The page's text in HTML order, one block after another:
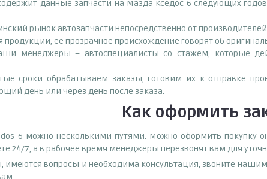
данные запчасти на Мазда Кседос 6 следующих
рынок автозапчасти непосредственно от
ее прозрачное происхождение говорят об
менеджеры – автоспециалисты со стажем, которые
сроки обрабатываем заказы, готовим их к отправке
день или через день после заказа.
Как оформить
6 можно несколькими путями. Можно оформить покупку
24/7, а в рабочее время менеджеры перезвонят вам для
вопросы и необходима консультация, звоните